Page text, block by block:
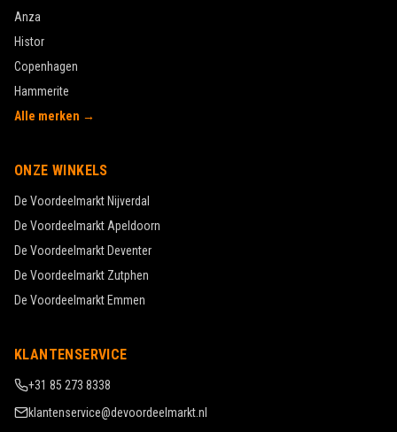
Anza
Histor
Copenhagen
Hammerite
Alle merken →
ONZE WINKELS
De Voordeelmarkt Nijverdal
De Voordeelmarkt Apeldoorn
De Voordeelmarkt Deventer
De Voordeelmarkt Zutphen
De Voordeelmarkt Emmen
KLANTENSERVICE
+31 85 273 8338
klantenservice@devoordeelmarkt.nl